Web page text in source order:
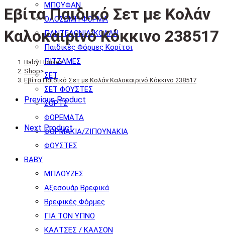
ΜΠΟΥΦΑΝ
ΟΛΟΣΩΜΗ ΦΟΡΜΑ
ΠΑΝΤΕΛΟΝΙΑ/ΚΟΛΑΝ
Παιδικές Φόρμες Κορίτσι
ΠΙΤΖΑΜΕΣ
ΣΕΤ
ΣΕΤ ΦΟΥΣΤΕΣ
ΣΟΡΤΣ
ΦΟΡΕΜΑΤΑ
ΦΟΡΜΑΚΙΑ/ΖΙΠΟΥΝΑΚΙΑ
ΦΟΥΣΤΕΣ
BABY
ΜΠΛΟΥΖΕΣ
Αξεσουάρ Βρεφικά
Βρεφικές Φόρμες
ΓΙΑ ΤΟΝ ΥΠΝΟ
ΚΑΛΤΣΕΣ / ΚΑΛΣΟΝ
Εβίτα Παιδικό Σετ με Κολάν
Καλοκαιρινό Κόκκινο 238517
Baby House>
Shop>
Εβίτα Παιδικό Σετ με Κολάν Καλοκαιρινό Κόκκινο 238517
Previous Product
Next Product